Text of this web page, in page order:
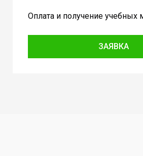
Оплата и получение учебных
ЗАЯВКА